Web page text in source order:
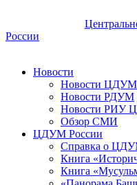
России
Новости
Новости ЦДУМ
Новости РДУМ
Новости РИУ
Обзор СМИ
ЦДУМ России
Справка о
Книга
Книга